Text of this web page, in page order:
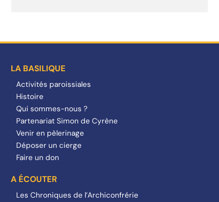
LA BASILIQUE
Activités paroissiales
Histoire
Qui sommes-nous ?
Partenariat Simon de Cyrène
Venir en pèlerinage
Déposer un cierge
Faire un don
A ÉCOUTER
Les Chroniques de l’Archiconfrérie